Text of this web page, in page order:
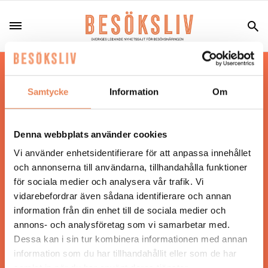
Samtycke Information Om
Denna webbplats använder cookies
Vi använder enhetsidentifierare för att anpassa innehållet
och annonserna till användarna, tillhandahålla funktioner
för sociala medier och analysera vår trafik. Vi
vidarebefordrar även sådana identifierare och annan
information från din enhet till de sociala medier och
annons- och analysföretag som vi samarbetar med.
Dessa kan i sin tur kombinera informationen med annan
information som du har tillhandahållit eller som de har
Hos oss läser du landets mest uppdaterade
nyheter och snackisar inom besöksnäringen.
Besöksliv i sin tryckta form är ett affärsmagasin
Tidningen ges ut avVisita
ANSVARIG UTGIVARE
Jonas Siljhammar
UPPHOVSRÄTT